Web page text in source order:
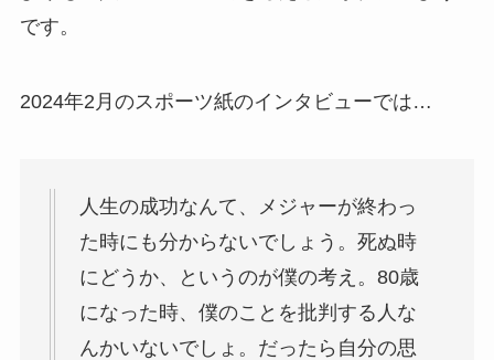
です。
2024年2月のスポーツ紙のインタビューでは…
人生の成功なんて、メジャーが終わっ
た時にも分からないでしょう。死ぬ時
にどうか、というのが僕の考え。80歳
になった時、僕のことを批判する人な
んかいないでしょ。だったら自分の思